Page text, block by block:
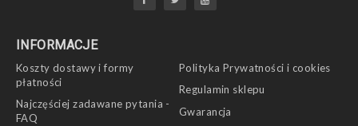
INFORMACJE
Koszty dostawy i formy
płatności
Najczęściej zadawane pytania -
FAQ
Polityka Prywatności i cookies
Regulamin sklepu
Gwarancja